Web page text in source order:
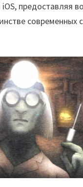
предоставляя
современных